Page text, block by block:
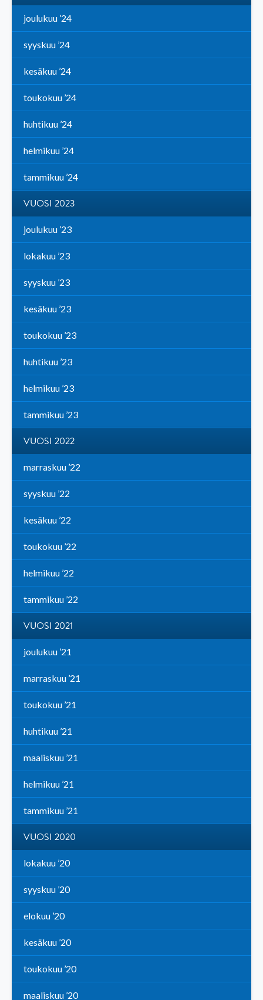
joulukuu ’24
syyskuu ’24
kesäkuu ’24
toukokuu ’24
huhtikuu ’24
helmikuu ’24
tammikuu ’24
VUOSI 2023
joulukuu ’23
lokakuu ’23
syyskuu ’23
kesäkuu ’23
toukokuu ’23
huhtikuu ’23
helmikuu ’23
tammikuu ’23
VUOSI 2022
marraskuu ’22
syyskuu ’22
kesäkuu ’22
toukokuu ’22
helmikuu ’22
tammikuu ’22
VUOSI 2021
joulukuu ’21
marraskuu ’21
toukokuu ’21
huhtikuu ’21
maaliskuu ’21
helmikuu ’21
tammikuu ’21
VUOSI 2020
lokakuu ’20
syyskuu ’20
elokuu ’20
kesäkuu ’20
toukokuu ’20
maaliskuu ’20